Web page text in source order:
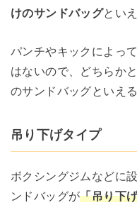
けのサンドバッグとい
パンチやキックによっ
はないので、どちらか
のサンドバッグといえる
吊り下げタイプ
ボクシングジムなどに
ンドバッグが「吊り下